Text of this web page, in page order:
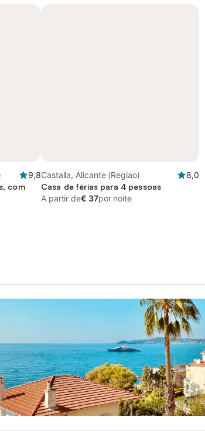
9,8
com
Castalla, Alicante (Regiao)
8,0
Casa de férias para 4 pessoas
A partir de€ 37por noite